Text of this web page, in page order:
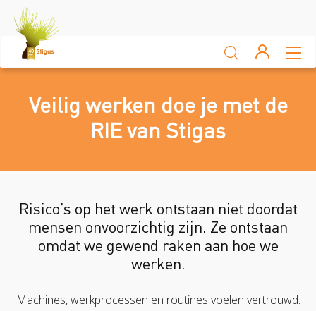
Kennisbank
Veiligheid
Risico Inventarisatie & Evaluatie (RIE)
Verzuim
Vitaliteit
Sluiten
Veilig werken doe je met de
RIE van Stigas
Risico’s op het werk ontstaan niet doordat
mensen onvoorzichtig zijn. Ze ontstaan
omdat we gewend raken aan hoe we
werken.
Machines, werkprocessen en routines voelen vertrouwd.